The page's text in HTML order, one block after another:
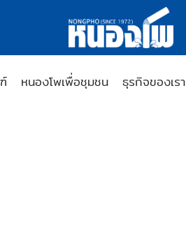
หนองโพเพื่อชุมชน ธุรกิจของเรา